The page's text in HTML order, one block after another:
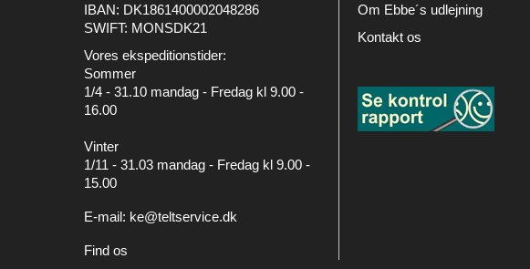
IBAN: DK1861400002048286
SWIFT: MONSDK21
Vores ekspeditionstider:
Sommer
1/4 - 31.10 mandag - Fredag kl 9.00 -
16.00
Vinter
1/11 - 31.03 mandag - Fredag kl 9.00 -
15.00
E-mail: ke@teltservice.dk
Find os
Om Ebbe´s udlejning
Kontakt os